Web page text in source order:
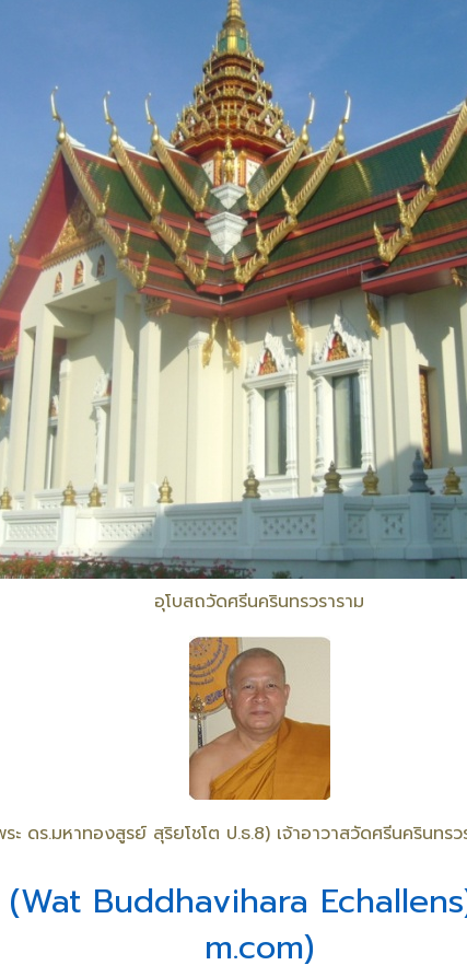
อุโบสถวัดศรีนครินทรวราราม
ะ ดร.มหาทองสูรย์ สุริยโชโต ป.ธ.8) เจ้าอาวาสวัดศรีนครินท
(Wat Buddhavihara
m.com)